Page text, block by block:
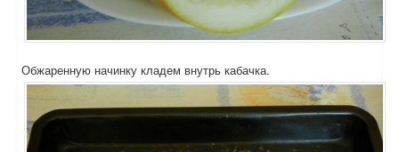
Обжаренную начинку кладем внутрь кабачка.